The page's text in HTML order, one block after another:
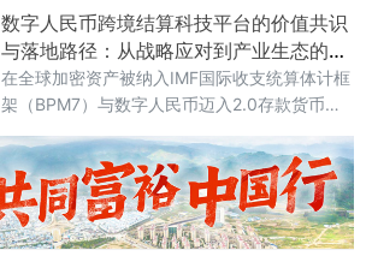
数字人民币跨境结算科技平台的价值共识
与落地路径：从战略应对到产业生态的系
统性重构
在全球加密资产被纳入IMF国际收支统算体计框
架（BPM7）与数字人民币迈入2.0存款货币时
币的“规则红利”转化为“产业效能”的历史性机
遇。本文以宁波SDRC货权数字凭证交易结系为
研究样本，系统论证了数字人民币跨境结算科
技平台作为连接全球统计规则、国家金融基础